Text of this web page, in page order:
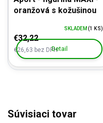
oranžová s kožušinou
€26,63 bez DPH
€32,22
SKLADEM (1 KS)
Detail
Súvisiaci tovar